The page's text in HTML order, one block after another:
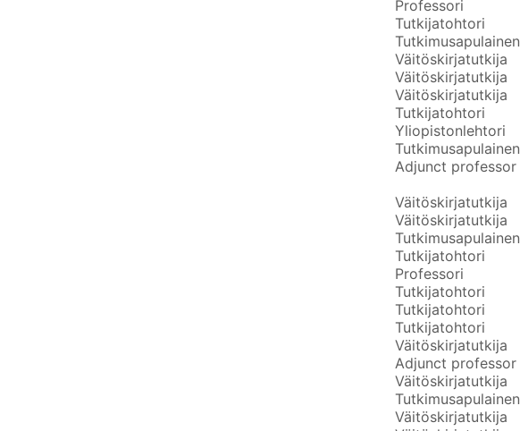
Professori
Tutkijatohtori
Tutkimusapulainen
Väitöskirjatutkija
Väitöskirjatutkija
Väitöskirjatutkija
Tutkijatohtori
Yliopistonlehtori
Tutkimusapulainen
Adjunct professor
Väitöskirjatutkija
Väitöskirjatutkija
Tutkimusapulainen
Tutkijatohtori
Professori
Tutkijatohtori
Tutkijatohtori
Tutkijatohtori
Väitöskirjatutkija
Adjunct professor
Väitöskirjatutkija
Tutkimusapulainen
Väitöskirjatutkija